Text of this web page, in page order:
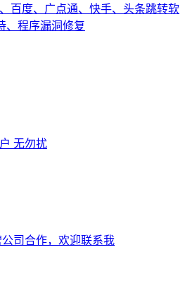
百度、广点通、快手、头条跳转软
、程序漏洞修复
无勿扰
司合作，欢迎联系我